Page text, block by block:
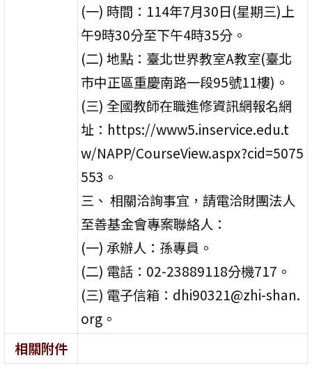
(一) 時間：114年7月30日(星期三)上
午9時30分至下午4時35分。
(二) 地點：臺北世界教室A教室(臺北
市中正區重慶南路一段95號11樓)。
(三) 全國教師在職進修資訊網報名網
址：https://www5.inservice.edu.t
w/NAPP/CourseView.aspx?cid=5075
553。
三、 相關洽詢事宜，請電洽財團法人
至善基金會專案聯絡人：
(一) 承辦人：孫專員。
(二) 電話：02-23889118分機717。
(三) 電子信箱：dhi90321@zhi-shan.
org。
相關附件